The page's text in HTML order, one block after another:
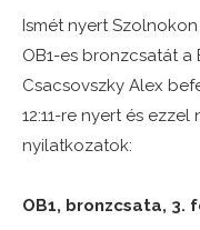
Ismét nyert
OB1-es bronzcsatát a
Csacsovszky Alex
12:11-re nyert és ezzel
nyilatkozatok:
OB1, bronzcsata, 3.